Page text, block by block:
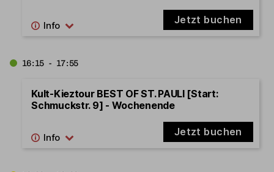
Jetzt buchen
16:15 - 17:55
Kult-Kieztour BEST OF ST. PAULI [Start:
Schmuckstr. 9] - Wochenende
Jetzt buchen